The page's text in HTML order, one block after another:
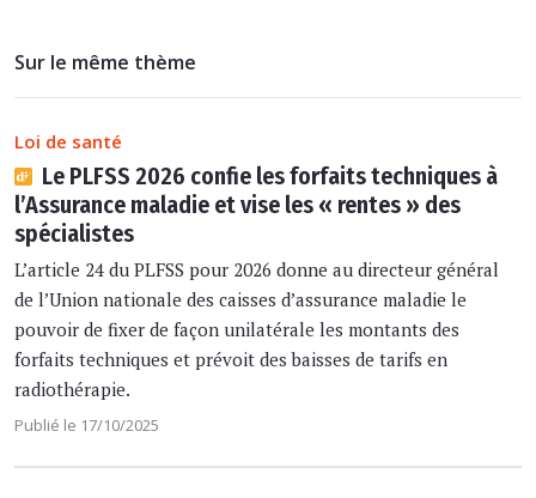
Sur le même thème
Loi de santé
Le PLFSS 2026 confie les forfaits techniques à
l’Assurance maladie et vise les « rentes » des
spécialistes
L’article 24 du PLFSS pour 2026 donne au directeur général
de l’Union nationale des caisses d’assurance maladie le
pouvoir de fixer de façon unilatérale les montants des
forfaits techniques et prévoit des baisses de tarifs en
radiothérapie.
Publié le 17/10/2025